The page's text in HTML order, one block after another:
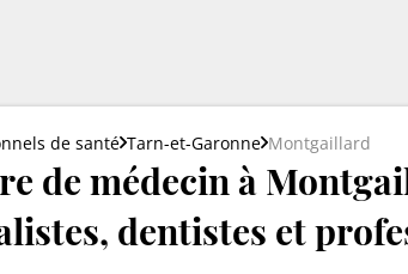
de santé Tarn-et-Garonne Montgaillard
de médecin à
dentistes et